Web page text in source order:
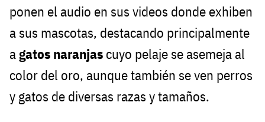
ponen el audio en sus videos donde exhiben
a sus mascotas, destacando principalmente
agatos naranjas cuyo pelaje se asemeja al
color del oro, aunque también se ven perros
y gatos de diversas razas y tamaños.